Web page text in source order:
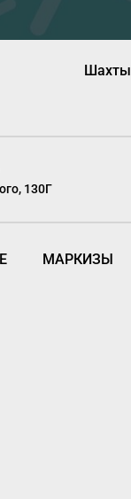
Шахты
130Г
МАРКИЗЫ